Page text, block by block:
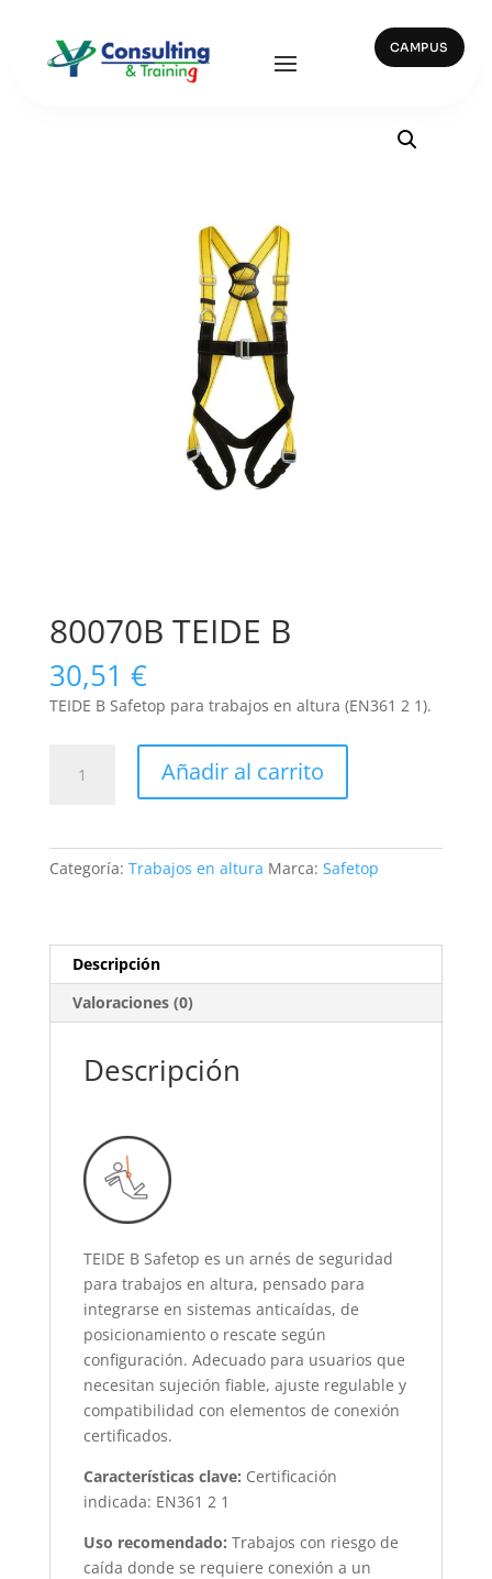
CAMPUS
Inicio Trabajos en altura / 80070B TEIDE B
80070B TEIDE B
30,51 €
TEIDE B Safetop para trabajos en altura (EN361 2 1).
TEIDE
Añadir al carrito
Categoría: Trabajos en altura Marca: Safetop
Descripción
Valoraciones (0)
Descripción
TEIDE B Safetop es un arnés de seguridad
para trabajos en altura, pensado para
integrarse en sistemas anticaídas, de
posicionamiento o rescate según
configuración. Adecuado para usuarios que
necesitan sujeción fiable, ajuste regulable y
compatibilidad con elementos de conexión
certificados.
Características clave: Certificación
indicada: EN361 2 1
Uso recomendado: Trabajos con riesgo de
caída donde se requiere conexión a un